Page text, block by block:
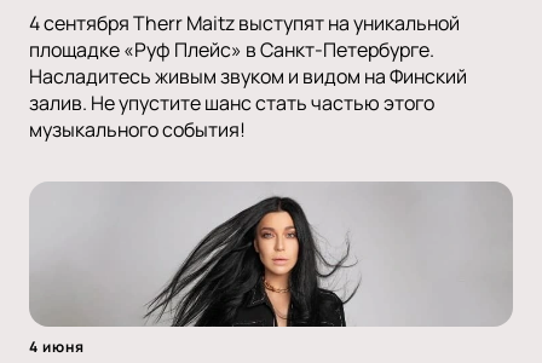
4 сентября Therr Maitz выступят на уникальной
площадке «Руф Плейс» в Санкт-Петербурге.
Насладитесь живым звуком и видом на Финский
залив. Не упустите шанс стать частью этого
музыкального события!
4 июня